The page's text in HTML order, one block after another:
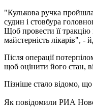
"Кулькова ручка
судин і стовбура
Щоб провести її
майстерність лікарів", -
Після операції
щоб оцінити його стан,
Пізніше стало відомо,
Як повідомили РИА